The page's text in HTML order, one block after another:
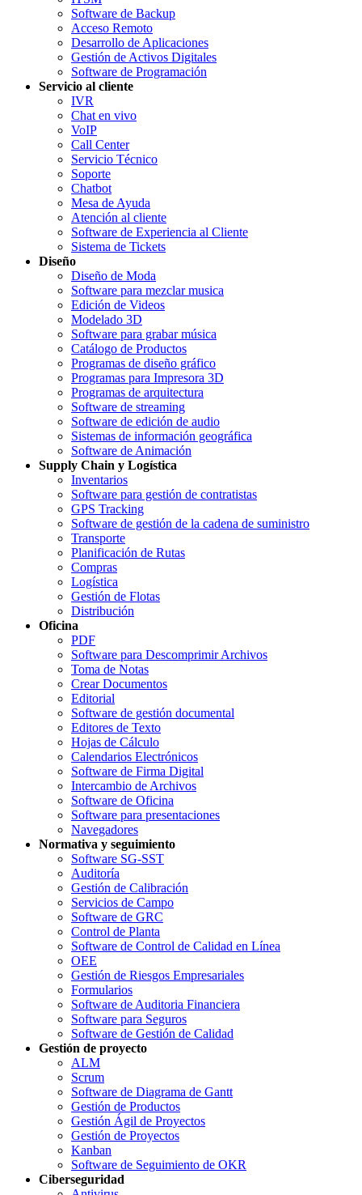
Software de Backup
Acceso Remoto
Desarrollo de Aplicaciones
Gestión de Activos Digitales
Software de Programación
Servicio al cliente
IVR
Chat en vivo
VoIP
Call Center
Servicio Técnico
Soporte
Chatbot
Mesa de Ayuda
Atención al cliente
Software de Experiencia al Cliente
Sistema de Tickets
Diseño
Diseño de Moda
Software para mezclar musica
Edición de Videos
Modelado 3D
Software para grabar música
Catálogo de Productos
Programas de diseño gráfico
Programas para Impresora 3D
Programas de arquitectura
Software de streaming
Software de edición de audio
Sistemas de información geográfica
Software de Animación
Supply Chain y Logística
Inventarios
Software para gestión de contratistas
GPS Tracking
Software de gestión de la cadena de suministro
Transporte
Planificación de Rutas
Compras
Logística
Gestión de Flotas
Distribución
Oficina
PDF
Software para Descomprimir Archivos
Toma de Notas
Crear Documentos
Editorial
Software de gestión documental
Editores de Texto
Hojas de Cálculo
Calendarios Electrónicos
Software de Firma Digital
Intercambio de Archivos
Software de Oficina
Software para presentaciones
Navegadores
Normativa y seguimiento
Software SG-SST
Auditoría
Gestión de Calibración
Servicios de Campo
Software de GRC
Control de Planta
Software de Control de Calidad en Línea
OEE
Gestión de Riesgos Empresariales
Formularios
Software de Auditoria Financiera
Software para Seguros
Software de Gestión de Calidad
Gestión de proyecto
ALM
Scrum
Software de Diagrama de Gantt
Gestión de Productos
Gestión Ágil de Proyectos
Gestión de Proyectos
Kanban
Software de Seguimiento de OKR
Ciberseguridad